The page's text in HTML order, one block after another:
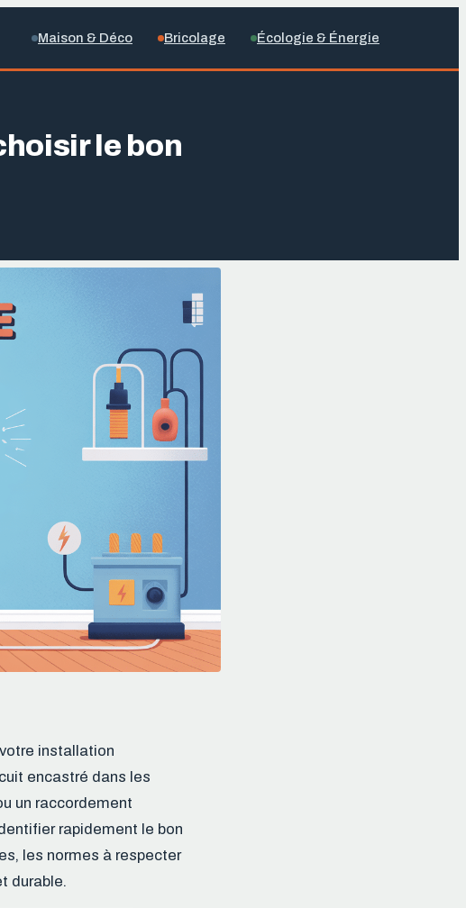
Maison & Déco Bricolage Écologie & Énergie
le bon
installation
encastré dans les
un raccordement
rapidement le bon
les normes à respecter
durable.